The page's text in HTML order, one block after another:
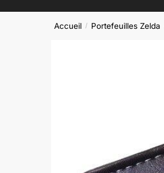
Accueil / Portefeuilles Zelda